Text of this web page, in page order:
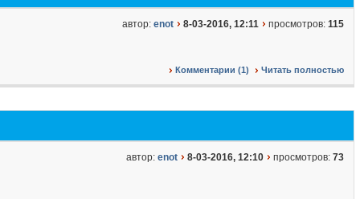
автор: enot 8-03-2016, 12:11 просмотров: 115
Комментарии (1) Читать полностью
автор: enot 8-03-2016, 12:10 просмотров: 73